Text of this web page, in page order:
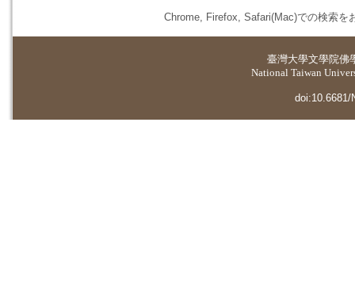
Chrome, Firefox, Safari(Mac)での検索を
臺灣大學文學院佛
National Taiwan
doi:10.6681/